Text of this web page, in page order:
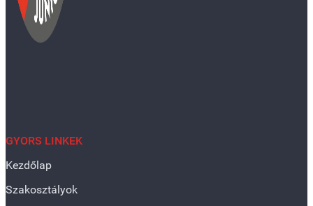
GYORS LINKEK
Kezdőlap
Szakosztályok